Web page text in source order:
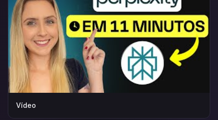
Vídeo